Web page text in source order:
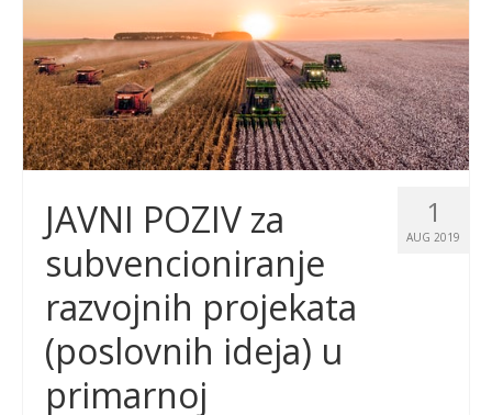
1
AUG 2019
JAVNI POZIV za
subvencioniranje
razvojnih projekata
(poslovnih ideja) u
primarnoj